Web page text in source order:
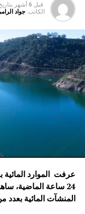
قبل 6 أشهر
الكاتب: جواد
عرفت الموارد المائية
24 ساعة
المنشآت المائية بعدد